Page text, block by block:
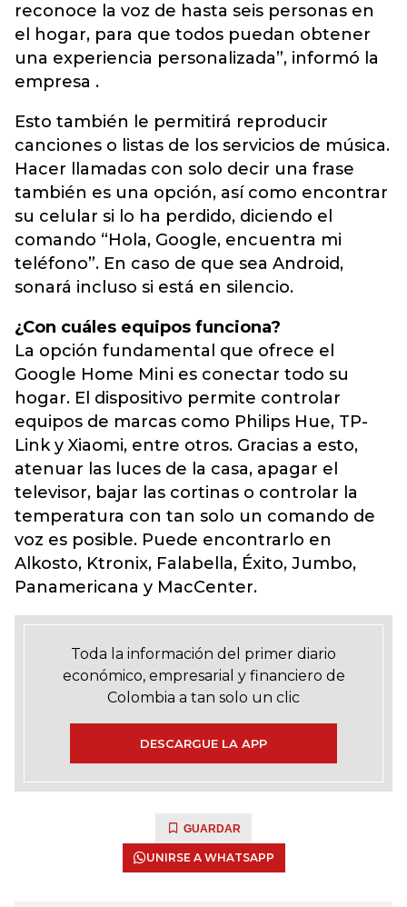
reconoce la voz de hasta seis personas en
el hogar, para que todos puedan obtener
una experiencia personalizada”, informó la
empresa .
Esto también le permitirá reproducir
canciones o listas de los servicios de música.
Hacer llamadas con solo decir una frase
también es una opción, así como encontrar
su celular si lo ha perdido, diciendo el
comando “Hola, Google, encuentra mi
teléfono”. En caso de que sea Android,
sonará incluso si está en silencio.
¿Con cuáles equipos funciona?
La opción fundamental que ofrece el
Google Home Mini es conectar todo su
hogar. El dispositivo permite controlar
equipos de marcas como Philips Hue, TP-
Link y Xiaomi, entre otros. Gracias a esto,
atenuar las luces de la casa, apagar el
televisor, bajar las cortinas o controlar la
temperatura con tan solo un comando de
voz es posible. Puede encontrarlo en
Alkosto, Ktronix, Falabella, Éxito, Jumbo,
Panamericana y MacCenter.
Toda la información del primer diario
económico, empresarial y financiero de
Colombia a tan solo un clic
DESCARGUE LA APP
GUARDAR
UNIRSE A WHATSAPP